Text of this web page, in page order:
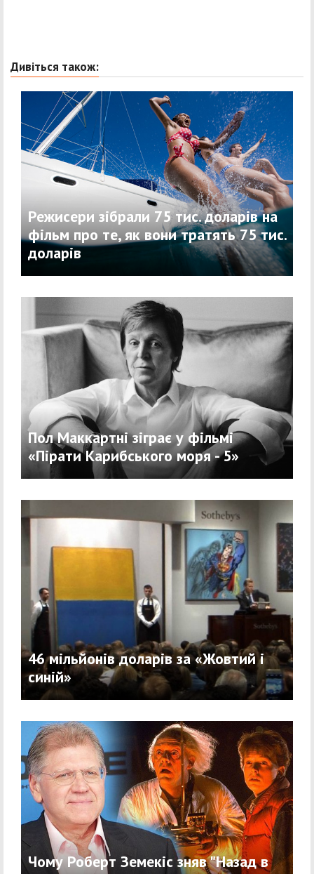
Дивіться також:
Режисери зібрали 75 тис. доларів на
фільм про те, як вони тратять 75 тис.
доларів
Пол Маккартні зіграє у фільмі
«Пірати Карибського моря - 5»
46 мільйонів доларів за «Жовтий і
синій»
Чому Роберт Земекіс зняв "Назад в